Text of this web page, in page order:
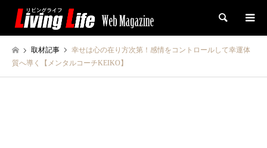
検索
取材記事
幸せは心の在り方次第！感情をコントロールして幸運体
質へ導く【メンタルコーチKEIKO】